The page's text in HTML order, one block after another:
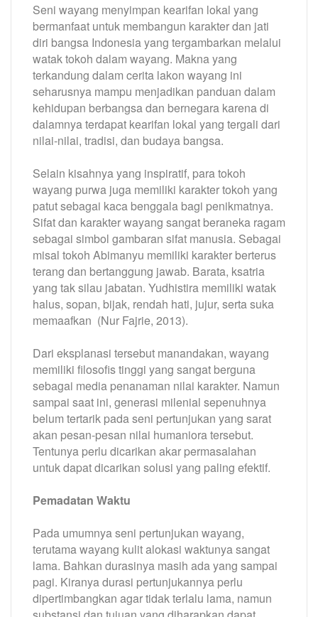
Seni wayang menyimpan kearifan lokal yang
bermanfaat untuk membangun karakter dan jati
diri bangsa Indonesia yang tergambarkan melalui
watak tokoh dalam wayang. Makna yang
terkandung dalam cerita lakon wayang ini
seharusnya mampu menjadikan panduan dalam
kehidupan berbangsa dan bernegara karena di
dalamnya terdapat kearifan lokal yang tergali dari
nilai-nilai, tradisi, dan budaya bangsa.
Selain kisahnya yang inspiratif, para tokoh
wayang purwa juga memiliki karakter tokoh yang
patut sebagai kaca benggala bagi penikmatnya.
Sifat dan karakter wayang sangat beraneka ragam
sebagai simbol gambaran sifat manusia. Sebagai
misal tokoh Abimanyu memiliki karakter berterus
terang dan bertanggung jawab. Barata, ksatria
yang tak silau jabatan. Yudhistira memiliki watak
halus, sopan, bijak, rendah hati, jujur, serta suka
memaafkan (Nur Fajrie, 2013).
Dari eksplanasi tersebut manandakan, wayang
memiliki filosofis tinggi yang sangat berguna
sebagai media penanaman nilai karakter. Namun
sampai saat ini, generasi milenial sepenuhnya
belum tertarik pada seni pertunjukan yang sarat
akan pesan-pesan nilai humaniora tersebut.
Tentunya perlu dicarikan akar permasalahan
untuk dapat dicarikan solusi yang paling efektif.
Pemadatan Waktu
Pada umumnya seni pertunjukan wayang,
terutama wayang kulit alokasi waktunya sangat
lama. Bahkan durasinya masih ada yang sampai
pagi. Kiranya durasi pertunjukannya perlu
dipertimbangkan agar tidak terlalu lama, namun